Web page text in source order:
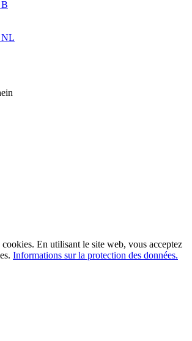
cookies. En utilisant le site web, vous acceptez
Informations sur la protection des données.